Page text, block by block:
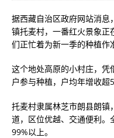
据西藏自治区政府网站消息
镇托麦村，一番红火景象正
们正忙着为新一季的种植作
这个地处高原的小村庄，凭
户参与种植，户均年增收超
托麦村隶属林芝市朗县朗镇
道，区位优越、交通便利
99%以上。